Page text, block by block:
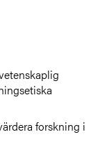
forskning i